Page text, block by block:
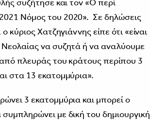
συζήτησε και τον «Ο περί
Νόμος του 2020». Σε δηλώσεις
Χατζηγιάννης είπε ότι «είναι
να συζητά ή να αναλύουμε
πλευράς του κράτους περίπου 3
στα 13 εκατομμύρια».
3 εκατομμύρια και μπορεί ο
με δική του δημιουργική